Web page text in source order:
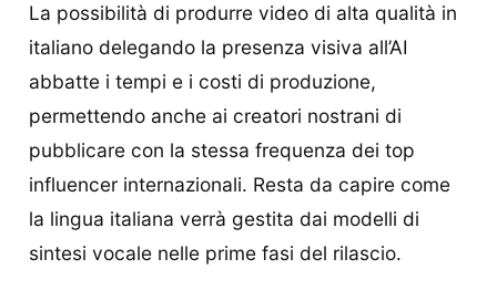
La possibilità di produrre video di alta qualità in
italiano delegando la presenza visiva all’AI
abbatte i tempi e i costi di produzione,
permettendo anche ai creatori nostrani di
pubblicare con la stessa frequenza dei top
influencer internazionali. Resta da capire come
la lingua italiana verrà gestita dai modelli di
sintesi vocale nelle prime fasi del rilascio.